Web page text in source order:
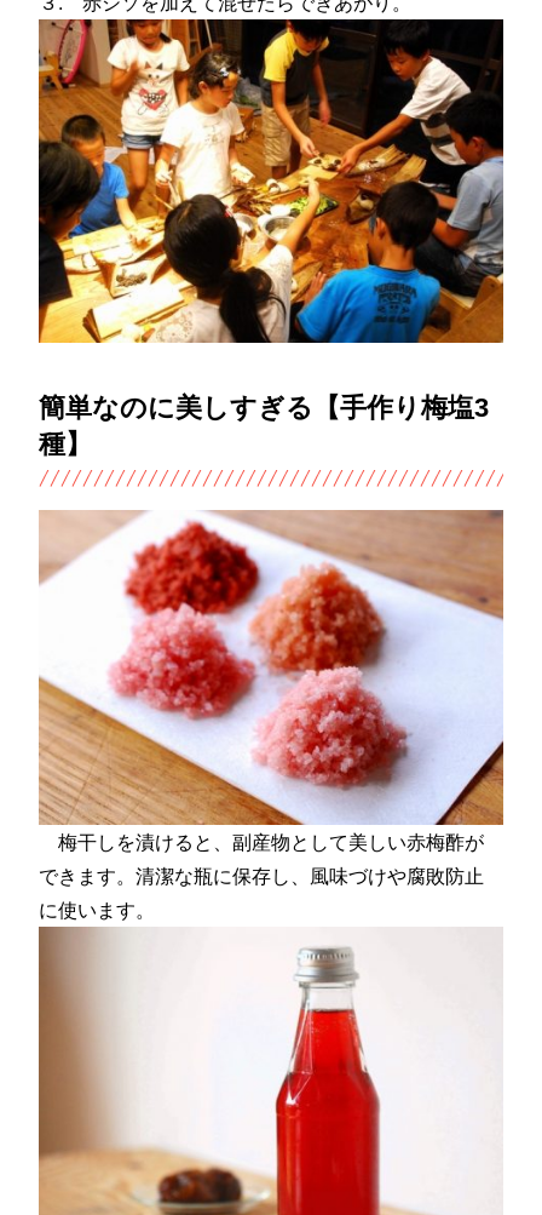
簡単なのに美しすぎる【手作り梅塩3
種】
梅干しを漬けると、副産物として美しい赤梅酢が
できます。清潔な瓶に保存し、風味づけや腐敗防止
に使います。